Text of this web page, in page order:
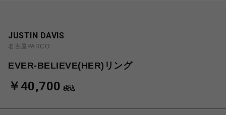
JUSTIN DAVIS
名古屋PARCO
EVER-BELIEVE(HER)リング
￥40,700 税込